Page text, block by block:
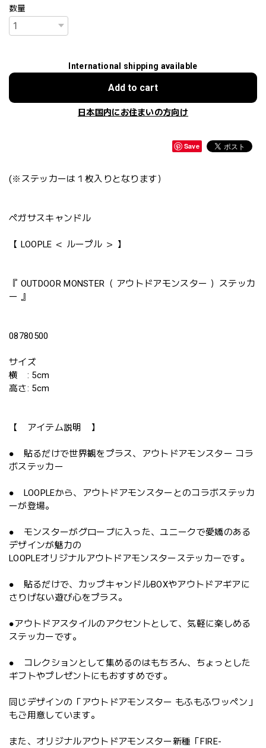
数量
International shipping available
Add to cart
日本国内にお住まいの方向け
Save
(※ステッカーは１枚入りとなります）
ペガサスキャンドル
【 LOOPLE ＜ ループル ＞ 】
『 OUTDOOR MONSTER（ アウトドアモンスター ）ステッカ
ー 』
08780500
サイズ
横 : 5cm
高さ: 5cm
【 アイテム説明 】
● 貼るだけで世界観をプラス、アウトドアモンスター コラ
ボステッカー
● LOOPLEから、アウトドアモンスターとのコラボステッカ
ーが登場。
● モンスターがグローブに入った、ユニークで愛嬌のある
デザインが魅力の
LOOPLEオリジナルアウトドアモンスターステッカーです。
● 貼るだけで、カップキャンドルBOXやアウトドアギアに
さりげない遊び心をプラス。
●アウトドアスタイルのアクセントとして、気軽に楽しめる
ステッカーです。
● コレクションとして集めるのはもちろん、ちょっとした
ギフトやプレゼントにもおすすめです。
同じデザインの「アウトドアモンスター もふもふワッペン」
もご用意しています。
また、オリジナルアウトドアモンスター新種「FIRE-